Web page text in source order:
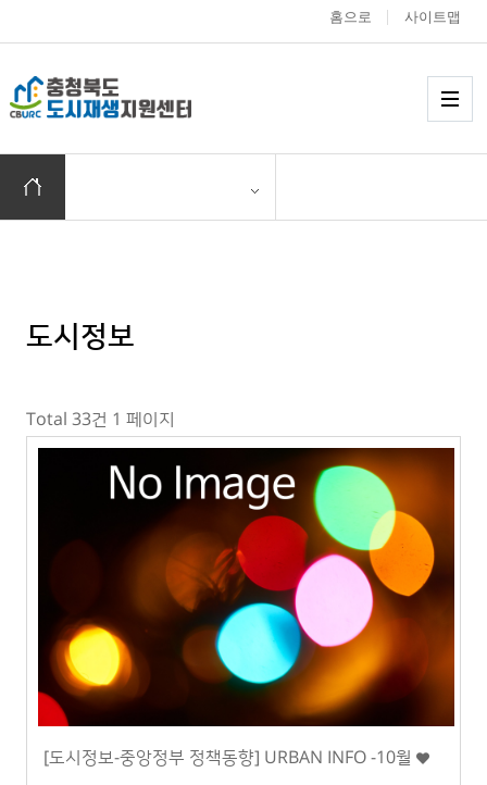
충청북도 도시재
홈으로 사이트맵
홈으로 이동
도시정보
Total 33건 1 페이지
[도시정보-중앙정부 정책동향] URBAN INFO -10월